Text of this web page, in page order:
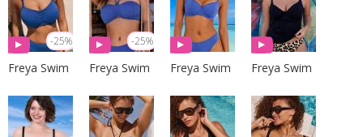
-25%
Freya Swim
-25%
Freya Swim Freya Swim Freya Swim